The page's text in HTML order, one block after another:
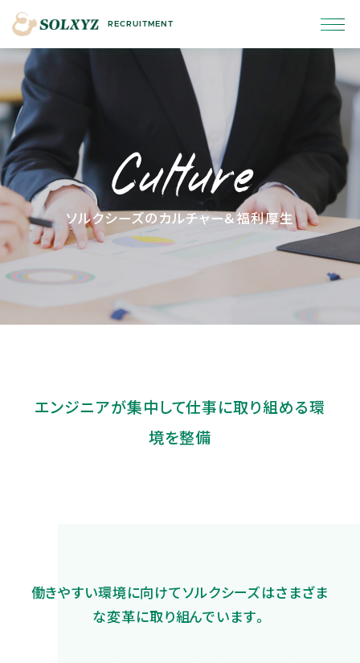
RECRUITMENT
Culture
ソルクシーズのカルチャー＆福利厚生
エンジニアが集中して仕事に取り組める環
境を整備
働きやすい環境に向けてソルクシーズはさまざま
な変革に取り組んでいます。